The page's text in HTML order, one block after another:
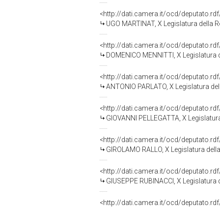
<http://dati.camera.it/ocd/
UGO MARTINAT, X Legislatura della
<http://dati.camera.it/ocd/
DOMENICO MENNITTI, X
<http://dati.camera.it/ocd/
ANTONIO PARLATO, X Legislatura
<http://dati.camera.it/ocd/
GIOVANNI PELLEGATTA, X
<http://dati.camera.it/ocd/
GIROLAMO RALLO, X Legislatura
<http://dati.camera.it/ocd/
GIUSEPPE RUBINACCI, X
<http://dati.camera.it/ocd/